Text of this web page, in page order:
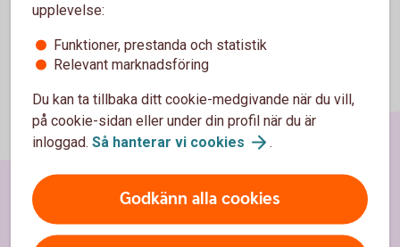
upplevelse:
Funktioner, prestanda och statistik
Relevant marknadsföring
Du kan ta tillbaka ditt cookie-medgivande när du vill,
på cookie-sidan eller under din profil när du är
inloggad. Så hanterar vi cookies .
Godkänn alla cookies
Sidfot
Hitta snabbt